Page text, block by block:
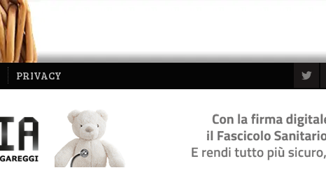
PRIVACY